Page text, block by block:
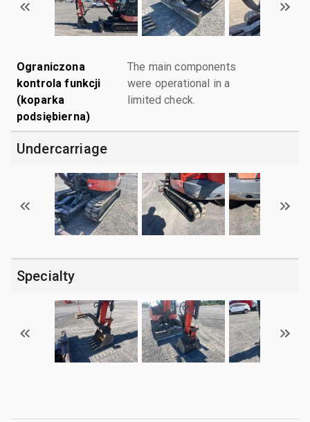
Ograniczona
kontrola funkcji
(koparka
podsiębierna)
The main components
were operational in a
limited check.
Undercarriage
Specialty